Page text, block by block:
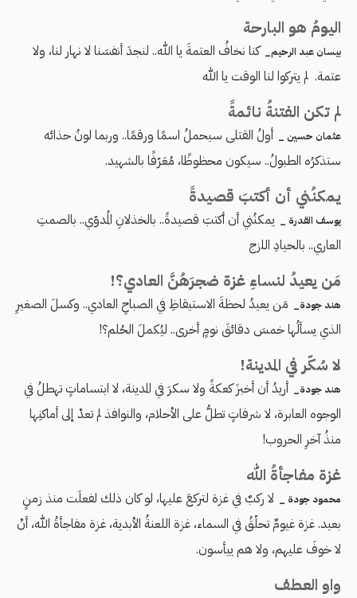
اليومُ هو البارحة
بيسان عبد الرحيم_كنا نخافُ العتمةَ يا الله.. لنجدَ أنفسَنا لا نهار لنا، ولا
عتمة. لم يتركوا لنا الوقت يا الله
لم تكن الفتنةُ نائمةً
عثمان حسين _ أولُ القتلى سيحملُ اسمًا ورقمًا.. وربما لونُ حذائه
ستذكرُه الطبولُ.. سيكون محظوظًا، مُعَرّفًا بالشهيد.
يمكنُني أن أكتبَ قصيدةً
يوسف القدرة _ يمكنُني أن أكتبَ قصيدةً.. بالخذلانِ المُدوّي.. بالصمتِ
العاري.. بالحيادِ اللزج
مَن يعيدُ لنساءِ غزة ضجرَهُنَّ العادي؟!
هند جودة_ مَن يعيدُ لحظةَ الاستيقاظِ في الصباحِ العادي.. وكسلَ الصغيرِ
الذي يسألُها خمسَ دقائقَ نومٍ أخرى.. ليُكملَ الحُلم؟!
لا سُكّر في المدينة!
هند جودة_ أريدُ أن أخبزَ كعكةً ولا سكرَ في المدينة، لا ابتساماتٍ تهطلُ في
الوجوه العابرة، لا شرفاتٍ تطلُّ على الأحلام، والنوافذ لم تعدْ إلى أماكنِها
منذُ آخرِ الحروب!
غزة مفاجأةُ الله
محمود جودة _ لا ركبٌ في غزة لتركعَ عليها، لو كان ذلك لفعلَت منذ زمنٍ
بعيد. غزة غيومٌ تحلّقُ في السماء، غزة اللعنةُ الأبدية، غزة مفاجأةُ الله، أنْ
لا خوفَ عليهم، ولا هم ييأسون.
واو العطف